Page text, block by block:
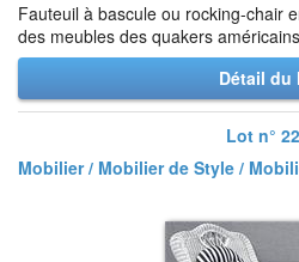
Fauteuil à bascule ou rocking-chair
des meubles des quakers
Détail du
Lot n°
Mobilier / Mobilier de Style /